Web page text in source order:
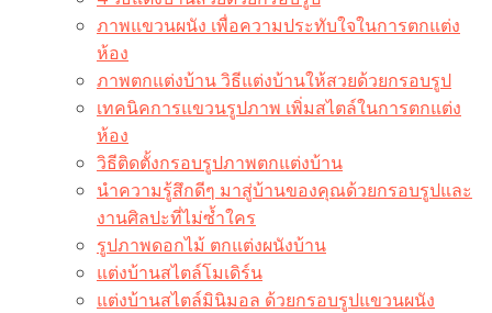
ภาพแขวนผนัง เพื่อความประทับใจในการตกแต่ง
ห้อง
ภาพตกแต่งบ้าน วิธีแต่งบ้านให้สวยด้วยกรอบรูป
เทคนิคการแขวนรูปภาพ เพิ่มสไตล์ในการตกแต่ง
ห้อง
วิธีติดตั้งกรอบรูปภาพตกแต่งบ้าน
นำความรู้สึกดีๆ มาสู่บ้านของคุณด้วยกรอบรูปและ
งานศิลปะที่ไม่ซ้ำใคร
รูปภาพดอกไม้ ตกแต่งผนังบ้าน
แต่งบ้านสไตล์โมเดิร์น
แต่งบ้านสไตล์มินิมอล ด้วยกรอบรูปแขวนผนัง